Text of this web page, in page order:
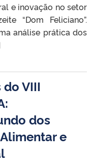
e inovação no setor
“Dom Feliciano”.
análise prática dos
VIII
dos
e